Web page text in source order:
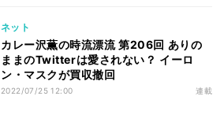
ネット
カレー沢薫の時流漂流 第206回 ありの
ままのTwitterは愛されない？ イーロ
ン・マスクが買収撤回
2022/07/25 12:00 連載